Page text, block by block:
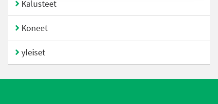
Kalusteet
Koneet
yleiset